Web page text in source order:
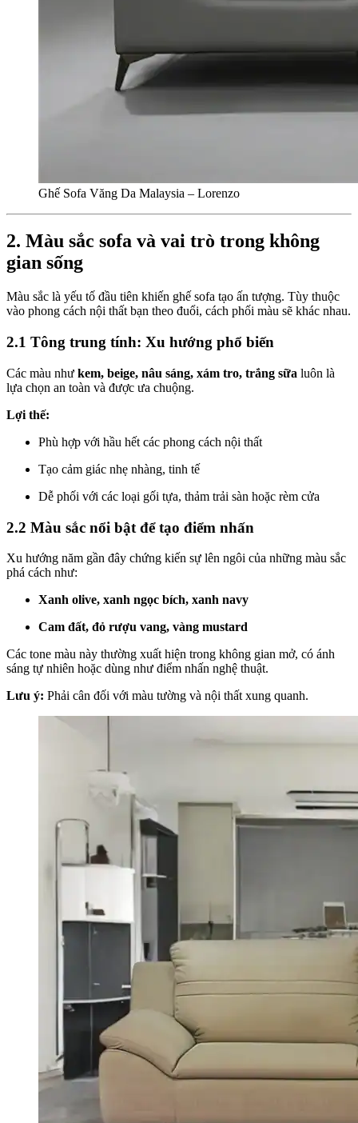
Ghế Sofa Văng Da Malaysia – Lorenzo
2. Màu sắc sofa và vai trò trong không
gian sống
Màu sắc là yếu tố đầu tiên khiến ghế sofa tạo ấn tượng. Tùy thuộc
vào phong cách nội thất bạn theo đuổi, cách phối màu sẽ khác nhau.
2.1 Tông trung tính: Xu hướng phổ biến
Các màu như kem, beige, nâu sáng, xám tro, trắng sữa luôn là
lựa chọn an toàn và được ưa chuộng.
Lợi thế:
Phù hợp với hầu hết các phong cách nội thất
Tạo cảm giác nhẹ nhàng, tinh tế
Dễ phối với các loại gối tựa, thảm trải sàn hoặc rèm cửa
2.2 Màu sắc nổi bật để tạo điểm nhấn
Xu hướng năm gần đây chứng kiến sự lên ngôi của những màu sắc
phá cách như:
Xanh olive, xanh ngọc bích, xanh navy
Cam đất, đỏ rượu vang, vàng mustard
Các tone màu này thường xuất hiện trong không gian mở, có ánh
sáng tự nhiên hoặc dùng như điểm nhấn nghệ thuật.
Lưu ý: Phải cân đối với màu tường và nội thất xung quanh.